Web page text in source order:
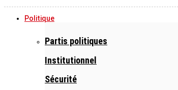
Politique
Partis politiques
Institutionnel
Sécurité